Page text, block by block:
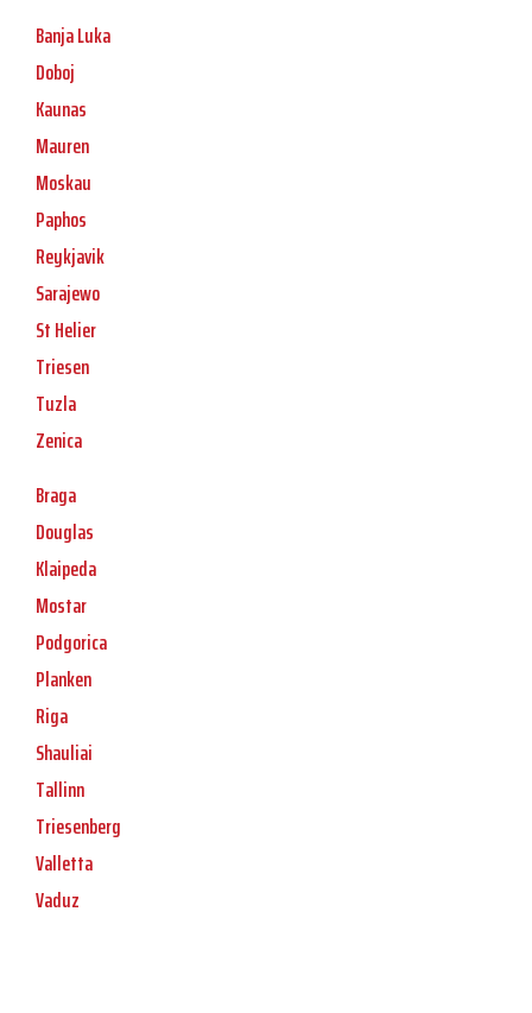
Banja Luka
Doboj
Kaunas
Mauren
Moskau
Paphos
Reykjavik
Sarajewo
St Helier
Triesen
Tuzla
Zenica
Braga
Douglas
Klaipeda
Mostar
Podgorica
Planken
Riga
Shauliai
Tallinn
Triesenberg
Valletta
Vaduz